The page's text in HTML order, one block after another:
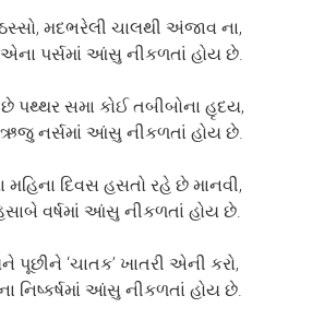
ઠસ્સો, મદભરેલી ચાલથી અંજાવ ના,
પર્સમાં આંસુ નીકળતાં હોય છે.
પથ્થર સમા કોઈ તબીબોના હૃદય,
ઋજુ નર્સમાં આંસુ નીકળતાં હોય છે.
મહિના દિવસ હસતો રહે છે માનવી,
વર્ષમાં આંસુ નીકળતાં હોય છે.
‘ચાતક’ ખાતરી એની કરો,
નિષ્કર્ષમાં આંસુ નીકળતાં હોય છે.